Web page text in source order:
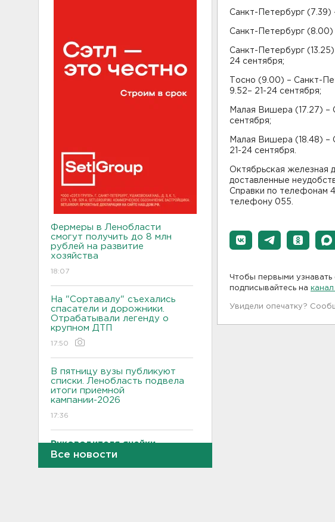
Фермеры в Ленобласти
смогут получить до 8 млн
рублей на развитие
хозяйства
18:07
На "Сортавалу" съехались
спасатели и дорожники.
Отрабатывали легенду о
крупном ДТП
17:50
В пятницу вузы публикуют
списки. Ленобласть подвела
итоги приемной
кампании-2026
17:36
Руководителя ячейки
мормонов из Выборга
Все новости
Санкт-Петербург (7.39)
Санкт-Петербург (8.00)
Санкт-Петербург
24 сентября;
Тосно (9.00) – Санкт-
9.52– 21-24 сентября;
Малая Вишера (17.27) –
сентября;
Малая Вишера (18.48) –
21-24 сентября.
Октябрьская железная
доставленные
Справки по телефонам
телефону 055.
Чтобы первыми узнавать
подписывайтесь на
Увидели опечатку?